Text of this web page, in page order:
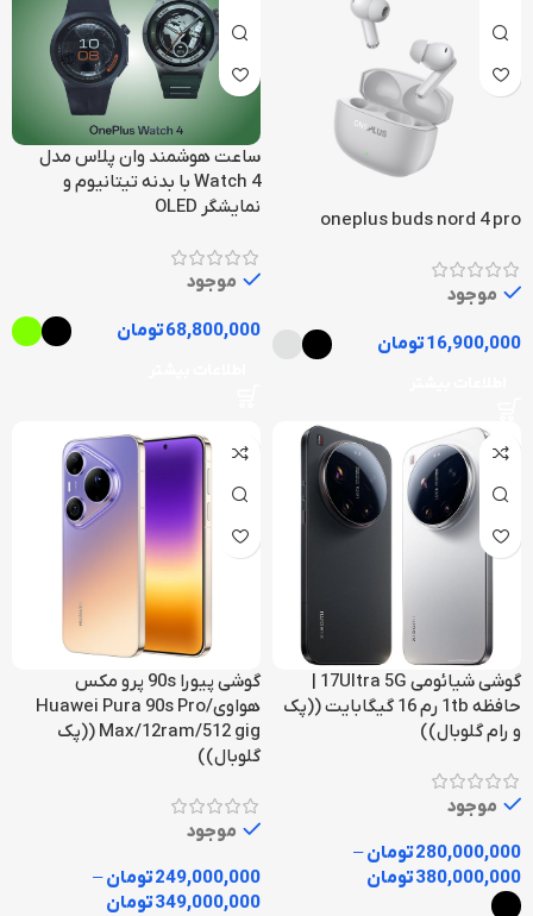
oneplus buds nord 4 pro
موجود
16,900,000تومان
ساعت هوشمند وان پلاس مدل
Watch 4 با بدنه تیتانیوم و
نمایشگر OLED
موجود
68,800,000تومان
گوشی شیائومی 17Ultra 5G |
حافظه 1tb رم 16 گیگابایت ((پک
و رام گلوبال))
موجود
280,000,000تومان–
380,000,000تومان
گوشی پیورا 90s پرو مکس
هواوی/Huawei Pura 90s Pro
Max/12ram/512 gig ((پک
گلوبال))
موجود
249,000,000تومان–
349,000,000تومان